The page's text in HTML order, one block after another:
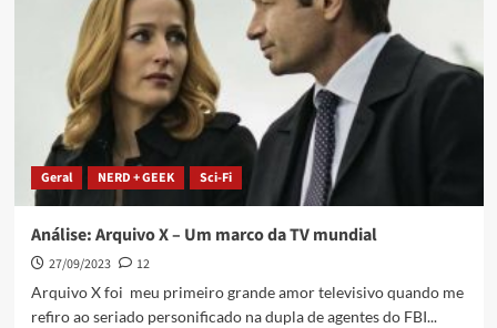
Geral NERD + GEEK Sci-Fi
Análise: Arquivo X – Um marco da TV mundial
27/09/2023
12
Arquivo X foi meu primeiro grande amor televisivo quando me
refiro ao seriado personificado na dupla de agentes do FBI...